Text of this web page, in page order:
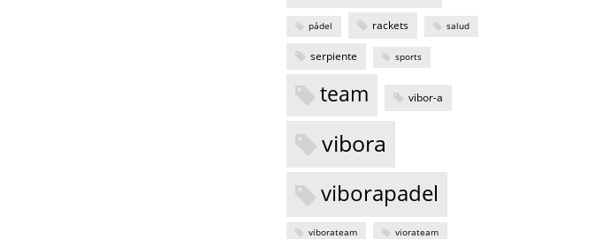
pádel rackets salud
serpiente sports
team vibor-a
vibora
viborapadel
viborateam viorateam